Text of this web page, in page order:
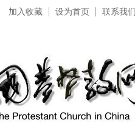
加入收藏 设为首页 联系我